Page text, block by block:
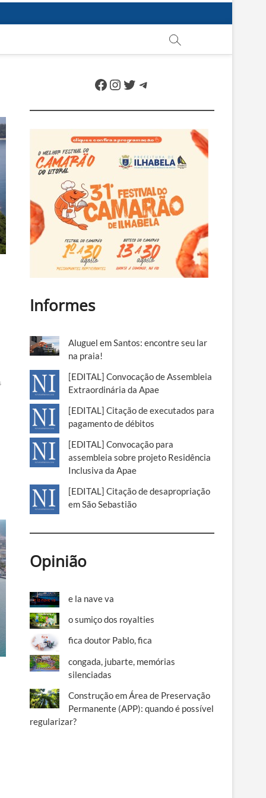
Facebook
Instagram
Twitter
Telegram
Informes
Aluguel em Santos: encontre seu lar
na praia!
[EDITAL] Convocação de Assembleia
Extraordinária da Apae
[EDITAL] Citação de executados para
pagamento de débitos
[EDITAL] Convocação para
assembleia sobre projeto Residência
Inclusiva da Apae
[EDITAL] Citação de desapropriação
em São Sebastião
Opinião
e la nave va
o sumiço dos royalties
fica doutor Pablo, fica
congada, jubarte, memórias
silenciadas
Construção em Área de Preservação
Permanente (APP): quando é possível
regularizar?